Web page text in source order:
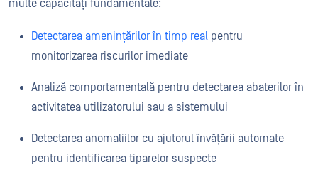
multe capacități fundamentale:
Detectarea amenințărilor în timp real pentru
monitorizarea riscurilor imediate
Analiză comportamentală pentru detectarea abaterilor în
activitatea utilizatorului sau a sistemului
Detectarea anomaliilor cu ajutorul învățării automate
pentru identificarea tiparelor suspecte